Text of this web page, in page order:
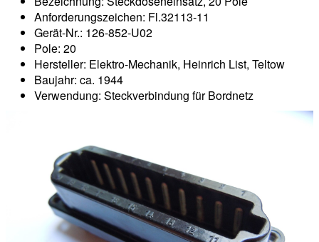
Anforderungszeichen: Fl.32113-11
Gerät-Nr.: 126-852-U02
Pole: 20
Hersteller: Elektro-Mechanik, Heinrich List, Teltow
Baujahr: ca. 1944
Verwendung: Steckverbindung für Bordnetz